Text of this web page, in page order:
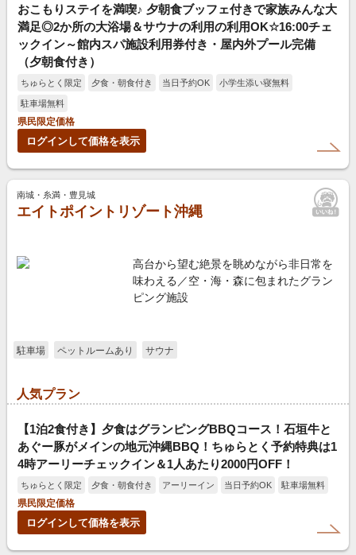
おこもりステイを満喫♪ 夕朝食ブッフェ付きで家族みんな大
満足◎2か所の大浴場＆サウナの利用の利用OK☆16:00チェ
ックイン～館内スパ施設利用券付き・屋内外プール完備
（夕朝食付き）
ちゅらとく限定 夕食・朝食付き 当日予約OK 小学生添い寝無料
駐車場無料
県民限定価格
ログインして価格を表示
南城・糸満・豊見城
エイトポイントリゾート沖縄
高台から望む絶景を眺めながら非日常を
味わえる／空・海・森に包まれたグラン
ピング施設
駐車場 ペットルームあり サウナ
人気プラン
【1泊2食付き】夕食はグランピングBBQコース！石垣牛と
あぐー豚がメインの地元沖縄BBQ！ちゅらとく予約特典は1
4時アーリーチェックイン＆1人あたり2000円OFF！
ちゅらとく限定 夕食・朝食付き アーリーイン 当日予約OK
駐車場無料
県民限定価格
ログインして価格を表示